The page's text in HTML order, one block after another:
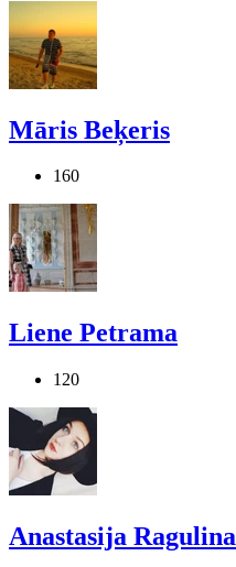
Māris Beķeris
160
Liene Petrama
120
Anastasija Ragulina